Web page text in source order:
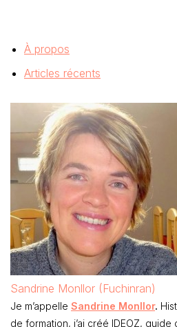
À propos
Articles récents
Sandrine Monllor (Fuchinran)
Je m’appelle Sandrine Monllor.
de formation, j’ai créé IDEOZ,